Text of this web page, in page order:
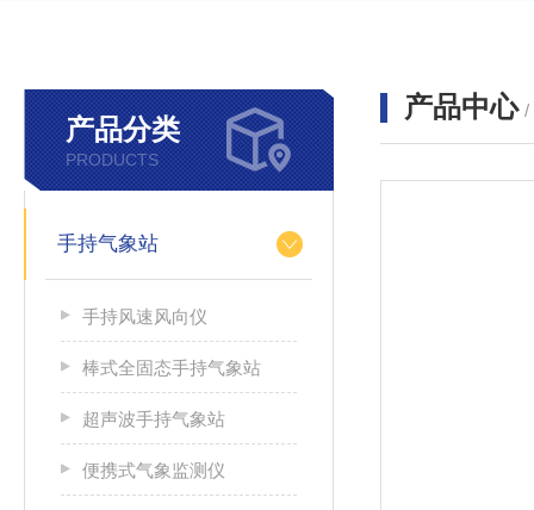
产品分类
PRODUCTS
手持气象站
手持风速风向仪
棒式全固态手持气象站
超声波手持气象站
便携式气象监测仪
产品中心 /